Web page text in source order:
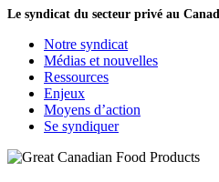
Le syndicat du secteur privé au
Notre syndicat
Médias et nouvelles
Ressources
Enjeux
Moyens d’action
Se syndiquer